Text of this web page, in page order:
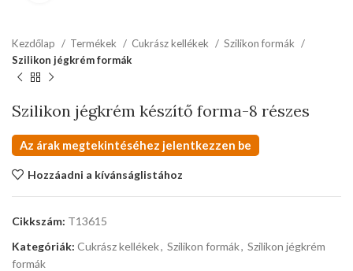
Kezdőlap Termékek Cukrász kellékek
Szilikon formák
Szilikon jégkrém formák
Szilikon jégkrém készítő forma-8 részes
Az árak megtekintéséhez jelentkezzen be
Hozzáadni a kívánságlistához
Cikkszám: T13615
Kategóriák: Cukrász kellékek, Szilikon formák, Szilikon jégkrém
formák